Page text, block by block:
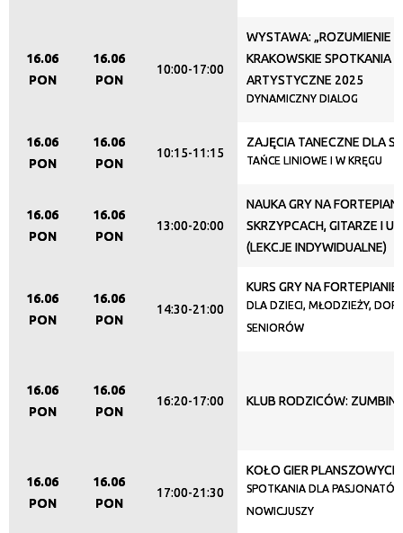
16.06
PON
16.06
PON
10:00-17:00
WYSTAWA: „ROZUMIENIE
KRAKOWSKIE SPOTKANIA
ARTYSTYCZNE 2025
DYNAMICZNY DIALOG
16.06
PON
16.06
PON
10:15-11:15
ZAJĘCIA TANECZNE DLA
TAŃCE LINIOWE I W KRĘGU
16.06
PON
16.06
PON
13:00-20:00
NAUKA GRY NA
SKRZYPCACH, GITARZE I
(LEKCJE INDYWIDUALNE)
16.06
PON
16.06
PON
14:30-21:00
KURS GRY NA FORTEPIANIE
DLA DZIECI, MŁODZIEŻY,
SENIORÓW
16.06
PON
16.06
PON
16:20-17:00 KLUB RODZICÓW:
16.06
PON
16.06
PON
17:00-21:30
KOŁO GIER PLANSZOWYCH
SPOTKANIA DLA
NOWICJUSZY